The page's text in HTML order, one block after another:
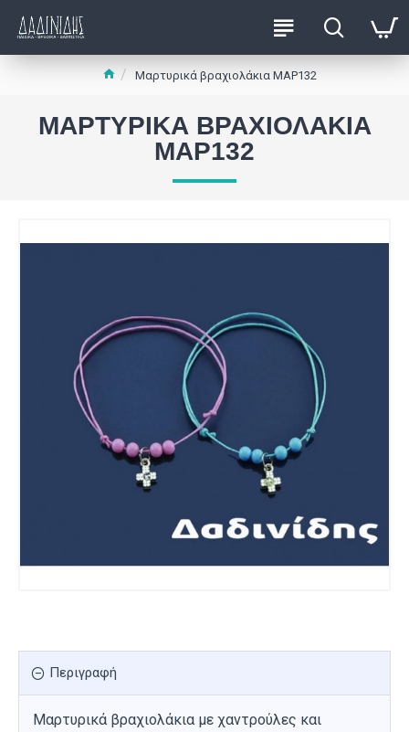
Μαρτυρικά βραχιολάκια ΜΑΡ132
ΜΑΡΤΥΡΙΚΆ ΒΡΑΧΙΟΛΆΚΙΑ
ΜΑΡ132
Περιγραφή
Μαρτυρικά βραχιολάκια με χαντρούλες και